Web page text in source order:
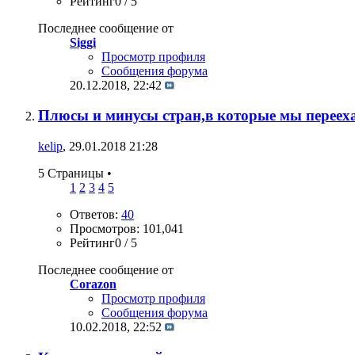
Последнее сообщение от
Siggi
Просмотр профиля
Сообщения форума
20.12.2018, 22:42
Плюсы и минусы стран,в которые мы
kelip, 29.01.2018 21:28
5 Страницы •
1 2 3 4 5
Ответов: 40
Просмотров: 101,041
Рейтинг0 / 5
Последнее сообщение от
Corazon
Просмотр профиля
Сообщения форума
10.02.2018, 22:52